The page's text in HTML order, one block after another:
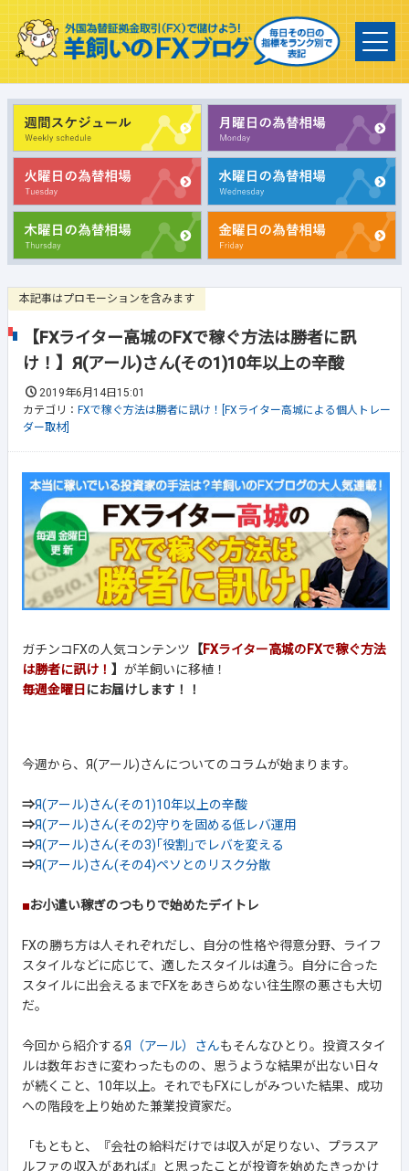
本記事はプロモーションを含みます
【FXライター高城のFXで稼ぐ方法は勝者に訊
け！】Я(アール)さん(その1)10年以上の辛酸
2019年6月14日15:01
カテゴリ： FXで稼ぐ方法は勝者に訊け！[FXライター高城による個人トレー
ダー取材]
ガチンコFXの人気コンテンツ 【 FXライター高城のFXで稼ぐ方法
は勝者に訊け！ 】 が羊飼いに移植！
毎週金曜日 にお届けします！！
今週から、Я(アール)さんについてのコラムが始まります。
⇒Я(アール)さん(その1)10年以上の辛酸
⇒Я(アール)さん(その2)守りを固める低レバ運用
⇒Я(アール)さん(その3)｢役割｣でレバを変える
⇒Я(アール)さん(その4)ペソとのリスク分散
■お小遣い稼ぎのつもりで始めたデイトレ
FXの勝ち方は人それぞれだし、自分の性格や得意分野、ライフ
スタイルなどに応じて、適したスタイルは違う。自分に合った
スタイルに出会えるまでFXをあきらめない往生際の悪さも大切
だ。
今回から紹介するЯ（アール）さんもそんなひとり。投資スタイ
ルは数年おきに変わったものの、思うような結果が出ない日々
が続くこと、10年以上。それでもFXにしがみついた結果、成功
への階段を上り始めた兼業投資家だ。
「もともと、『会社の給料だけでは収入が足りない、プラスア
ルファの収入があれば』と思ったことが投資を始めたきっかけ